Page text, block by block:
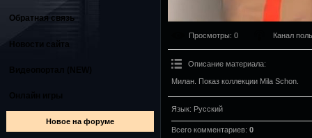
Обратная связь
Новости сайта
Новое на форуме
Просмотры: 0 Канал
Описание материала:
Милан. Показ коллекции Mila Schon.
Язык: Русский
Всего комментариев: 0